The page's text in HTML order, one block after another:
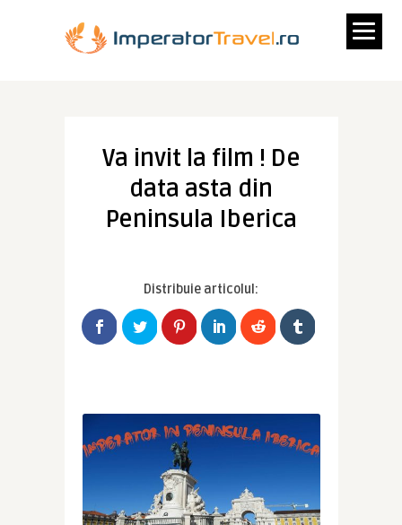
Va invit la film ! De
data asta din
Peninsula Iberica
Distribuie articolul: